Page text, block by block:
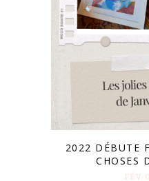
2022 DÉBUTE
CHOSES
FÉV